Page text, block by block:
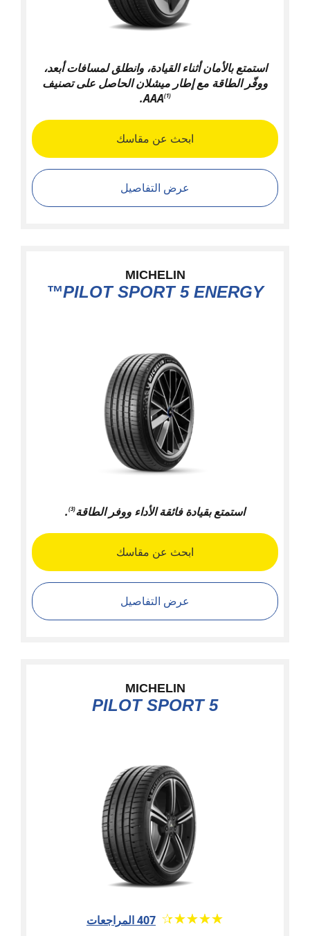
استمتع بالأمان أثناء القيادة، وانطلق لمسافات أبعد،
ووفّر الطاقة مع إطار ميشلان الحاصل على تصنيف
AAA(1)
.
ابحث عن مقاسك
عرض التفاصيل
MICHELIN
PILOT SPORT 5 ENERGY™
استمتع بقيادة فائقة الأداء ووفر الطاقة(3)
.
ابحث عن مقاسك
عرض التفاصيل
MICHELIN
PILOT SPORT 5
★★★★★
☆☆☆☆☆ 407 المراجعات